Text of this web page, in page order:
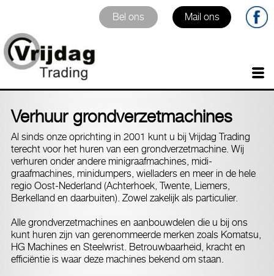
Producten
Verhuur
Verhuur grondverzetmachines
Al sinds onze oprichting in 2001 kunt u bij Vrijdag Trading
terecht voor het huren van een grondverzetmachine. Wij
verhuren onder andere minigraafmachines, midi-
graafmachines, minidumpers, wielladers en meer in de hele
regio Oost-Nederland (Achterhoek, Twente, Liemers,
Berkelland en daarbuiten). Zowel zakelijk als particulier.
Alle grondverzetmachines en aanbouwdelen die u bij ons
kunt huren zijn van gerenommeerde merken zoals Komatsu,
HG Machines en Steelwrist. Betrouwbaarheid, kracht en
efficiëntie is waar deze machines bekend om staan.